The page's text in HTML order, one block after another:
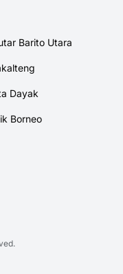
Barito Utara
Dayak
Borneo